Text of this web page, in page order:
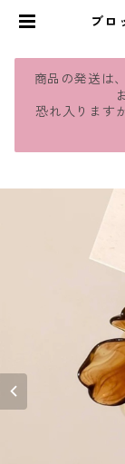
ブロ
商品の発送は
恐れ入ります